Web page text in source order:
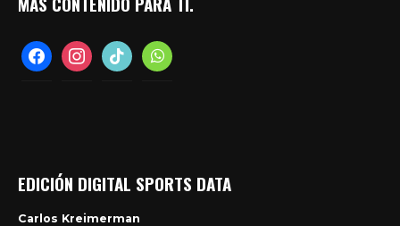
facebookinstagramtiktok whatsapp
EDICIÓN DIGITAL SPORTS DATA
Carlos Kreimerman